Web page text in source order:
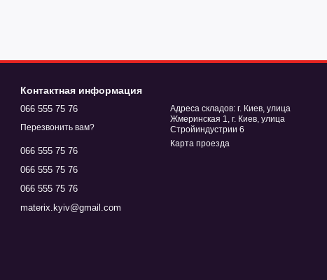
Контактная информация
066 555 75 76
Перезвонить вам?
066 555 75 76
066 555 75 76
066 555 75 76
materix.kyiv@gmail.com
Адреса складов: г. Киев, улица
Жмеринская 1, г. Киев, улица
Стройиндустрии 6
Карта проезда